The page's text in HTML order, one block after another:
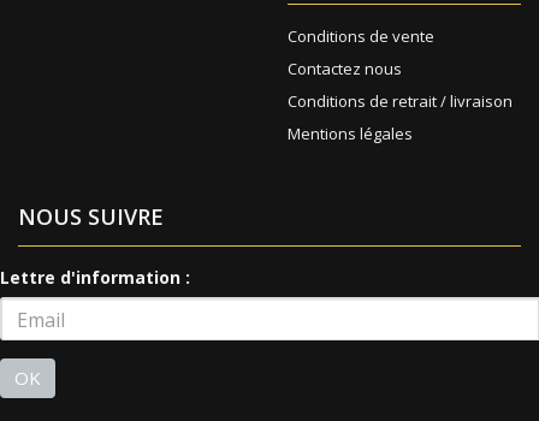
Conditions de vente
Contactez nous
Conditions de retrait / livraison
Mentions légales
NOUS SUIVRE
Lettre d'information :
OK